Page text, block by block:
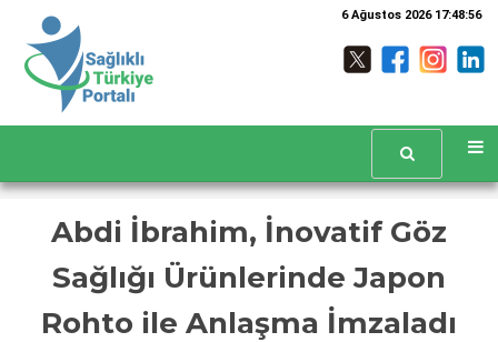
6 Ağustos 2026 17:48:57
Abdi İbrahim, İnovatif Göz
Sağlığı Ürünlerinde Japon
Rohto ile Anlaşma İmzaladı